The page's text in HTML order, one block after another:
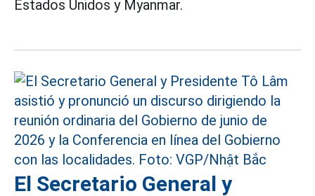
Estados Unidos y Myanmar.
El Secretario General y